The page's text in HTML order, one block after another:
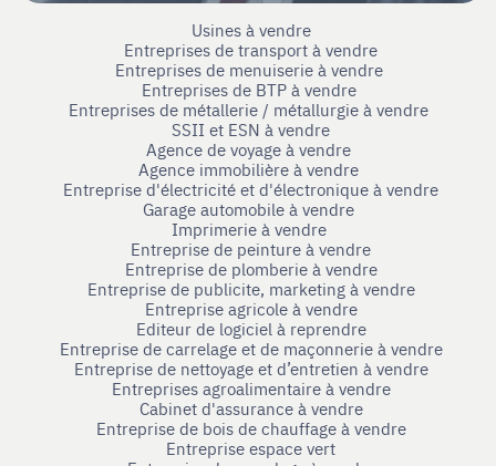
Usines à vendre
Entreprises de transport à vendre
Entreprises de menuiserie à vendre
Entreprises de BTP à vendre
Entreprises de métallerie / métallurgie à vendre
SSII et ESN à vendre
Agence de voyage à vendre
Agence immobilière à vendre
Entreprise d'électricité et d'électronique à vendre
Garage automobile à vendre
Imprimerie à vendre
Entreprise de peinture à vendre
Entreprise de plomberie à vendre
Entreprise de publicite, marketing à vendre
Entreprise agricole à vendre
Editeur de logiciel à reprendre
Entreprise de carrelage et de maçonnerie à vendre
Entreprise de nettoyage et d’entretien à vendre
Entreprises agroalimentaire à vendre
Cabinet d'assurance à vendre
Entreprise de bois de chauffage à vendre
Entreprise espace vert